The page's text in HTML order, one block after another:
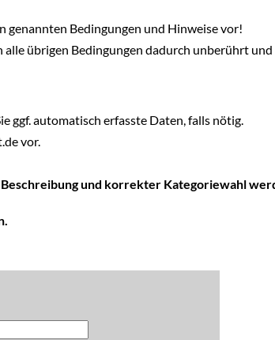
genannten Bedingungen und Hinweise vor!
übrigen Bedingungen dadurch unberührt und
ggf. automatisch erfasste Daten, falls nötig.
vor.
und korrekter Kategoriewahl